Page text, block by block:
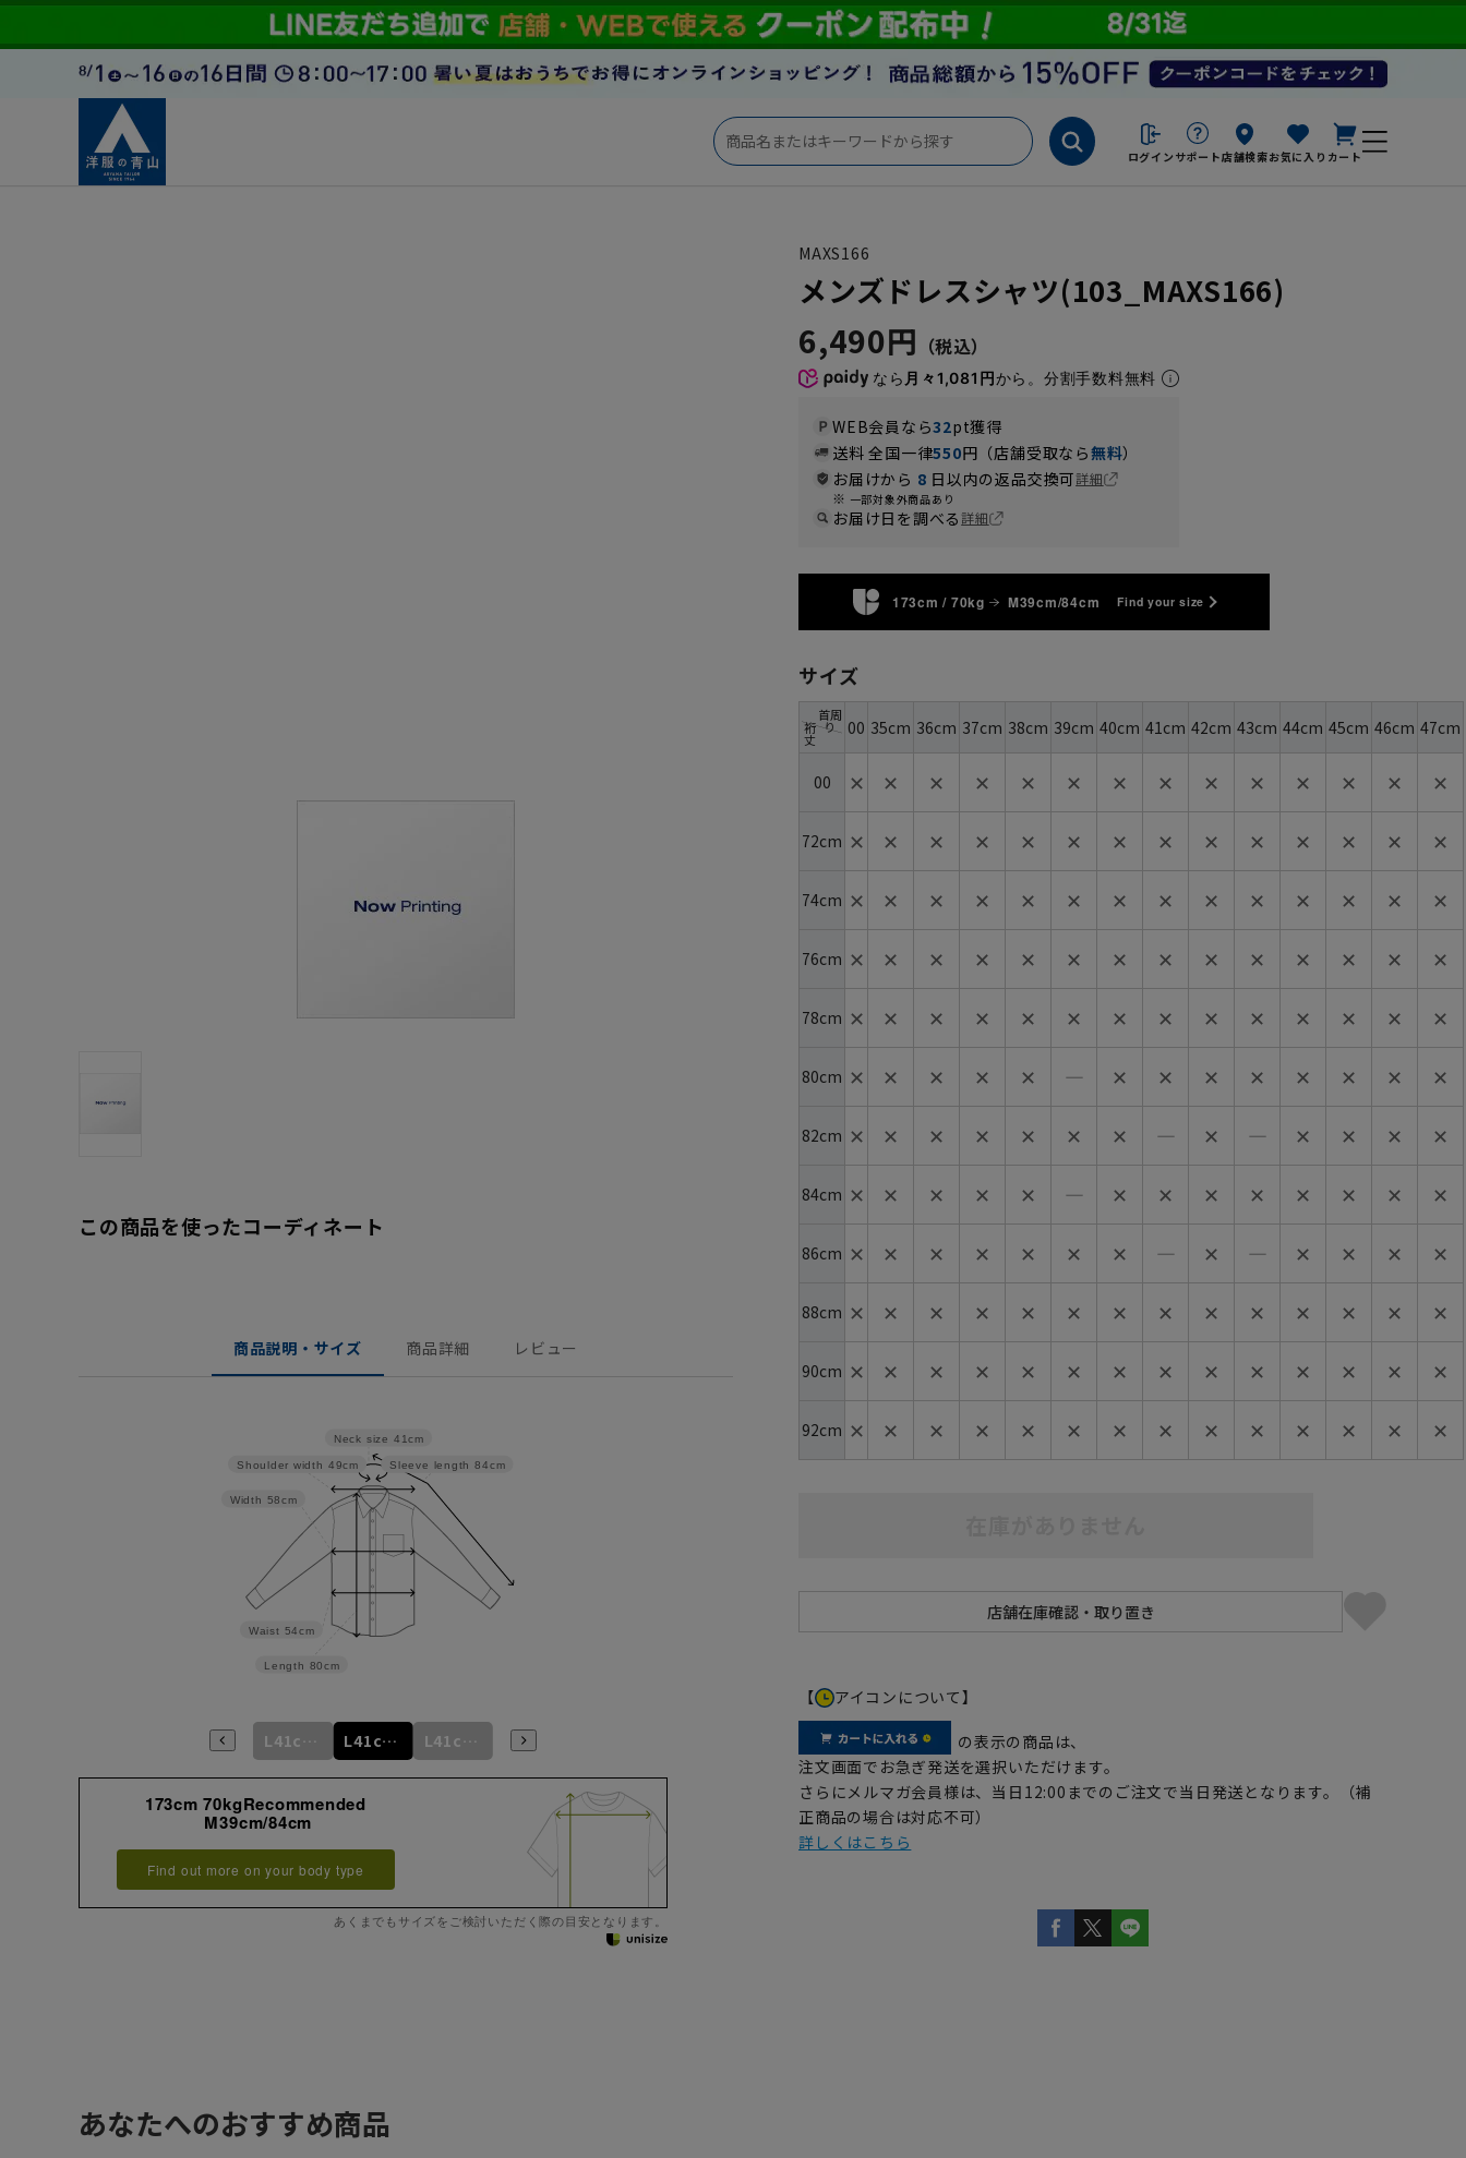
ログイン サポート店舗検索お気に入り カート
この商品を使ったコーディネート
商品説明・サイズ 商品詳細 レビュー
Sleeve length 84cm
Neck size 41cm
Length 80cm
Waist 54cm
Width 58cm
Shoulder width 49cm
L41cm/82cm L41cm/84cm L41cm/86cm 4L47cm/84cm 5L49cm/84cm
173cm 70kgRecommended
M39cm/84cm
Find out more on your body type
あくまでもサイズをご検討いただく際の目安となります。
MAXS166
メンズドレスシャツ(103_MAXS166)
6,490円
なら 月々1,081円から。分割手数料無料
WEB会員なら32pt獲得
送料 全国一律550円（店舗受取なら無料）
お届けから 8 日以内の返品交換可詳細
一部対象外商品あり
お届け日を調べる詳細
173cm / 70kg M39cm/84cm Find your size
サイズ
裄
丈
首周
り 00 35cm 36cm 37cm 38cm 39cm 40cm 41cm 42cm 43cm 44cm 45cm 46cm 47cm
00 ✕ ✕ ✕ ✕ ✕ ✕ ✕ ✕ ✕ ✕ ✕ ✕ ✕ ✕
72cm ✕ ✕ ✕ ✕ ✕ ✕ ✕ ✕ ✕ ✕ ✕ ✕ ✕ ✕
74cm ✕ ✕ ✕ ✕ ✕ ✕ ✕ ✕ ✕ ✕ ✕ ✕ ✕ ✕
76cm ✕ ✕ ✕ ✕ ✕ ✕ ✕ ✕ ✕ ✕ ✕ ✕ ✕ ✕
78cm ✕ ✕ ✕ ✕ ✕ ✕ ✕ ✕ ✕ ✕ ✕ ✕ ✕ ✕
80cm ✕ ✕ ✕ ✕ ✕ ― ✕ ✕ ✕ ✕ ✕ ✕ ✕ ✕
82cm ✕ ✕ ✕ ✕ ✕ ✕ ✕ ― ✕ ― ✕ ✕ ✕ ✕
84cm ✕ ✕ ✕ ✕ ✕ ― ✕ ✕ ✕ ✕ ✕ ✕ ✕ ✕
86cm ✕ ✕ ✕ ✕ ✕ ✕ ✕ ― ✕ ― ✕ ✕ ✕ ✕
88cm ✕ ✕ ✕ ✕ ✕ ✕ ✕ ✕ ✕ ✕ ✕ ✕ ✕ ✕
90cm ✕ ✕ ✕ ✕ ✕ ✕ ✕ ✕ ✕ ✕ ✕ ✕ ✕ ✕
92cm ✕ ✕ ✕ ✕ ✕ ✕ ✕ ✕ ✕ ✕ ✕ ✕ ✕ ✕
【 アイコンについて】
の表示の商品は、
注文画面でお急ぎ発送を選択いただけます。
さらにメルマガ会員様は、当日12:00までのご注文で当日発送となります。（補
正商品の場合は対応不可）
詳しくはこちら